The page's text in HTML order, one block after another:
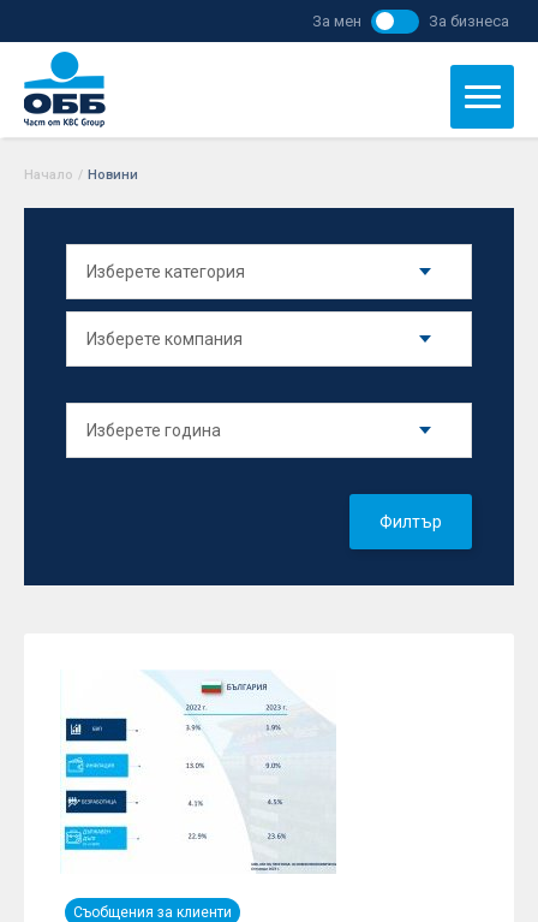
За мен За бизнеса
Начало / Новини
Филтър
Съобщения за клиенти